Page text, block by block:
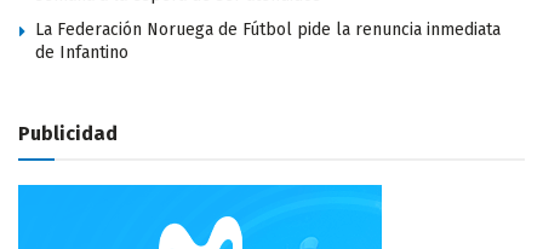
La Federación Noruega de Fútbol pide la renuncia inmediata
de Infantino
Publicidad